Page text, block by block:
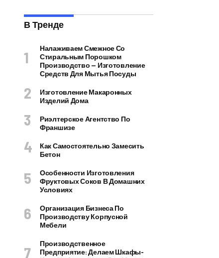
В Тренде
Налаживаем Смежное Со
Стиральным Порошком
Производство — Изготовление
Средств Для Мытья Посуды
Изготовление Макаронных
Изделий Дома
Риэлтерское Агентство По
Франшизе
Как Самостоятельно Замесить
Бетон
Особенности Изготовления
Фруктовых Соков В Домашних
Условиях
Организация Бизнеса По
Производству Корпусной
Мебели
Производственное
Предприятие: Делаем Шкафы-